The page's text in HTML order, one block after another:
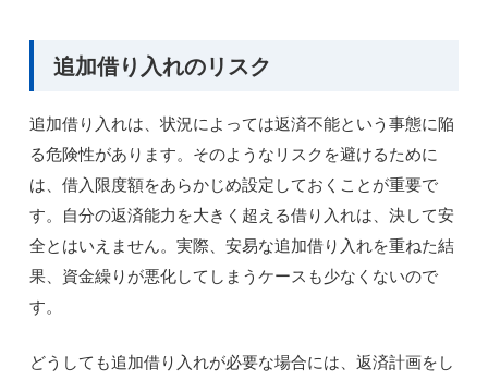
追加借り入れのリスク
追加借り入れは、状況によっては返済不能という事態に陥
る危険性があります。そのようなリスクを避けるために
は、借入限度額をあらかじめ設定しておくことが重要で
す。自分の返済能力を大きく超える借り入れは、決して安
全とはいえません。実際、安易な追加借り入れを重ねた結
果、資金繰りが悪化してしまうケースも少なくないので
す。
どうしても追加借り入れが必要な場合には、返済計画をし